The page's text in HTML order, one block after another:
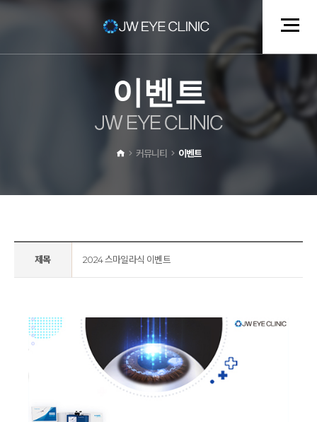
이 벤트
JW EYE CL N C
커뮤니티 이벤트
제목 2024 스마일라식 이벤트